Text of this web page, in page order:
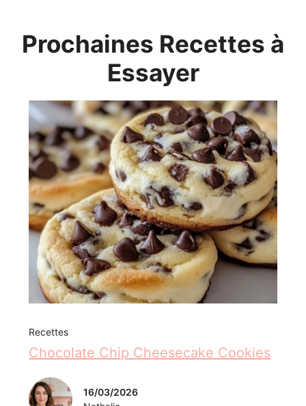
Prochaines Recettes à
Essayer
Recettes
Chocolate Chip Cheesecake Cookies
16/03/2026